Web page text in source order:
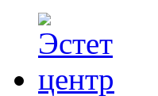
Ролик длится
шоке от